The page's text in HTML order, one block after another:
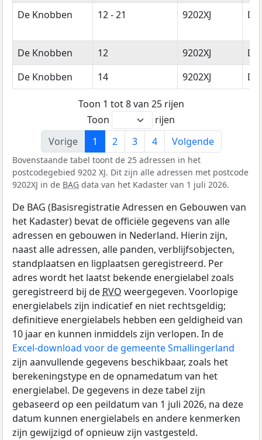
De Knobben
12 - 21 9202XJ
De Knobben 12 9202XJ
De Knobben
14 9202XJ
Toon 1 tot 8 van 25 rijen
Toon
rijen
Vorige
1 2 3 4 Volgende
Bovenstaande tabel toont de 25 adressen in het
postcodegebied 9202 XJ. Dit zijn alle adressen met postcode
9202XJ in de BAG data van het Kadaster van 1 juli 2026.
De BAG (Basisregistratie Adressen en Gebouwen van
het Kadaster) bevat de officiële gegevens van alle
adressen en gebouwen in Nederland. Hierin zijn,
naast alle adressen, alle panden, verblijfsobjecten,
standplaatsen en ligplaatsen geregistreerd. Per
adres wordt het laatst bekende energielabel zoals
geregistreerd bij de RVO weergegeven. Voorlopige
energielabels zijn indicatief en niet rechtsgeldig;
definitieve energielabels hebben een geldigheid van
10 jaar en kunnen inmiddels zijn verlopen. In de
Excel-download voor de gemeente Smallingerland
zijn aanvullende gegevens beschikbaar, zoals het
berekeningstype en de opnamedatum van het
energielabel. De gegevens in deze tabel zijn
gebaseerd op een peildatum van 1 juli 2026, na deze
datum kunnen energielabels en andere kenmerken
zijn gewijzigd of opnieuw zijn vastgesteld.